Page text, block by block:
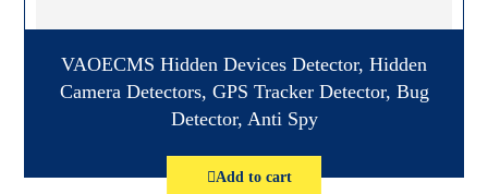
VAOECMS Hidden Devices Detector, Hidden
Camera Detectors, GPS Tracker Detector, Bug
Detector, Anti Spy
Add to cart